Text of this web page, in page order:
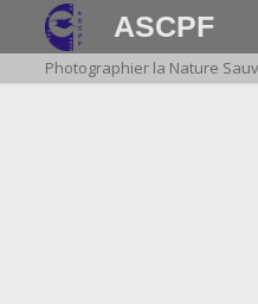
ASCPF
Photographier la Nature